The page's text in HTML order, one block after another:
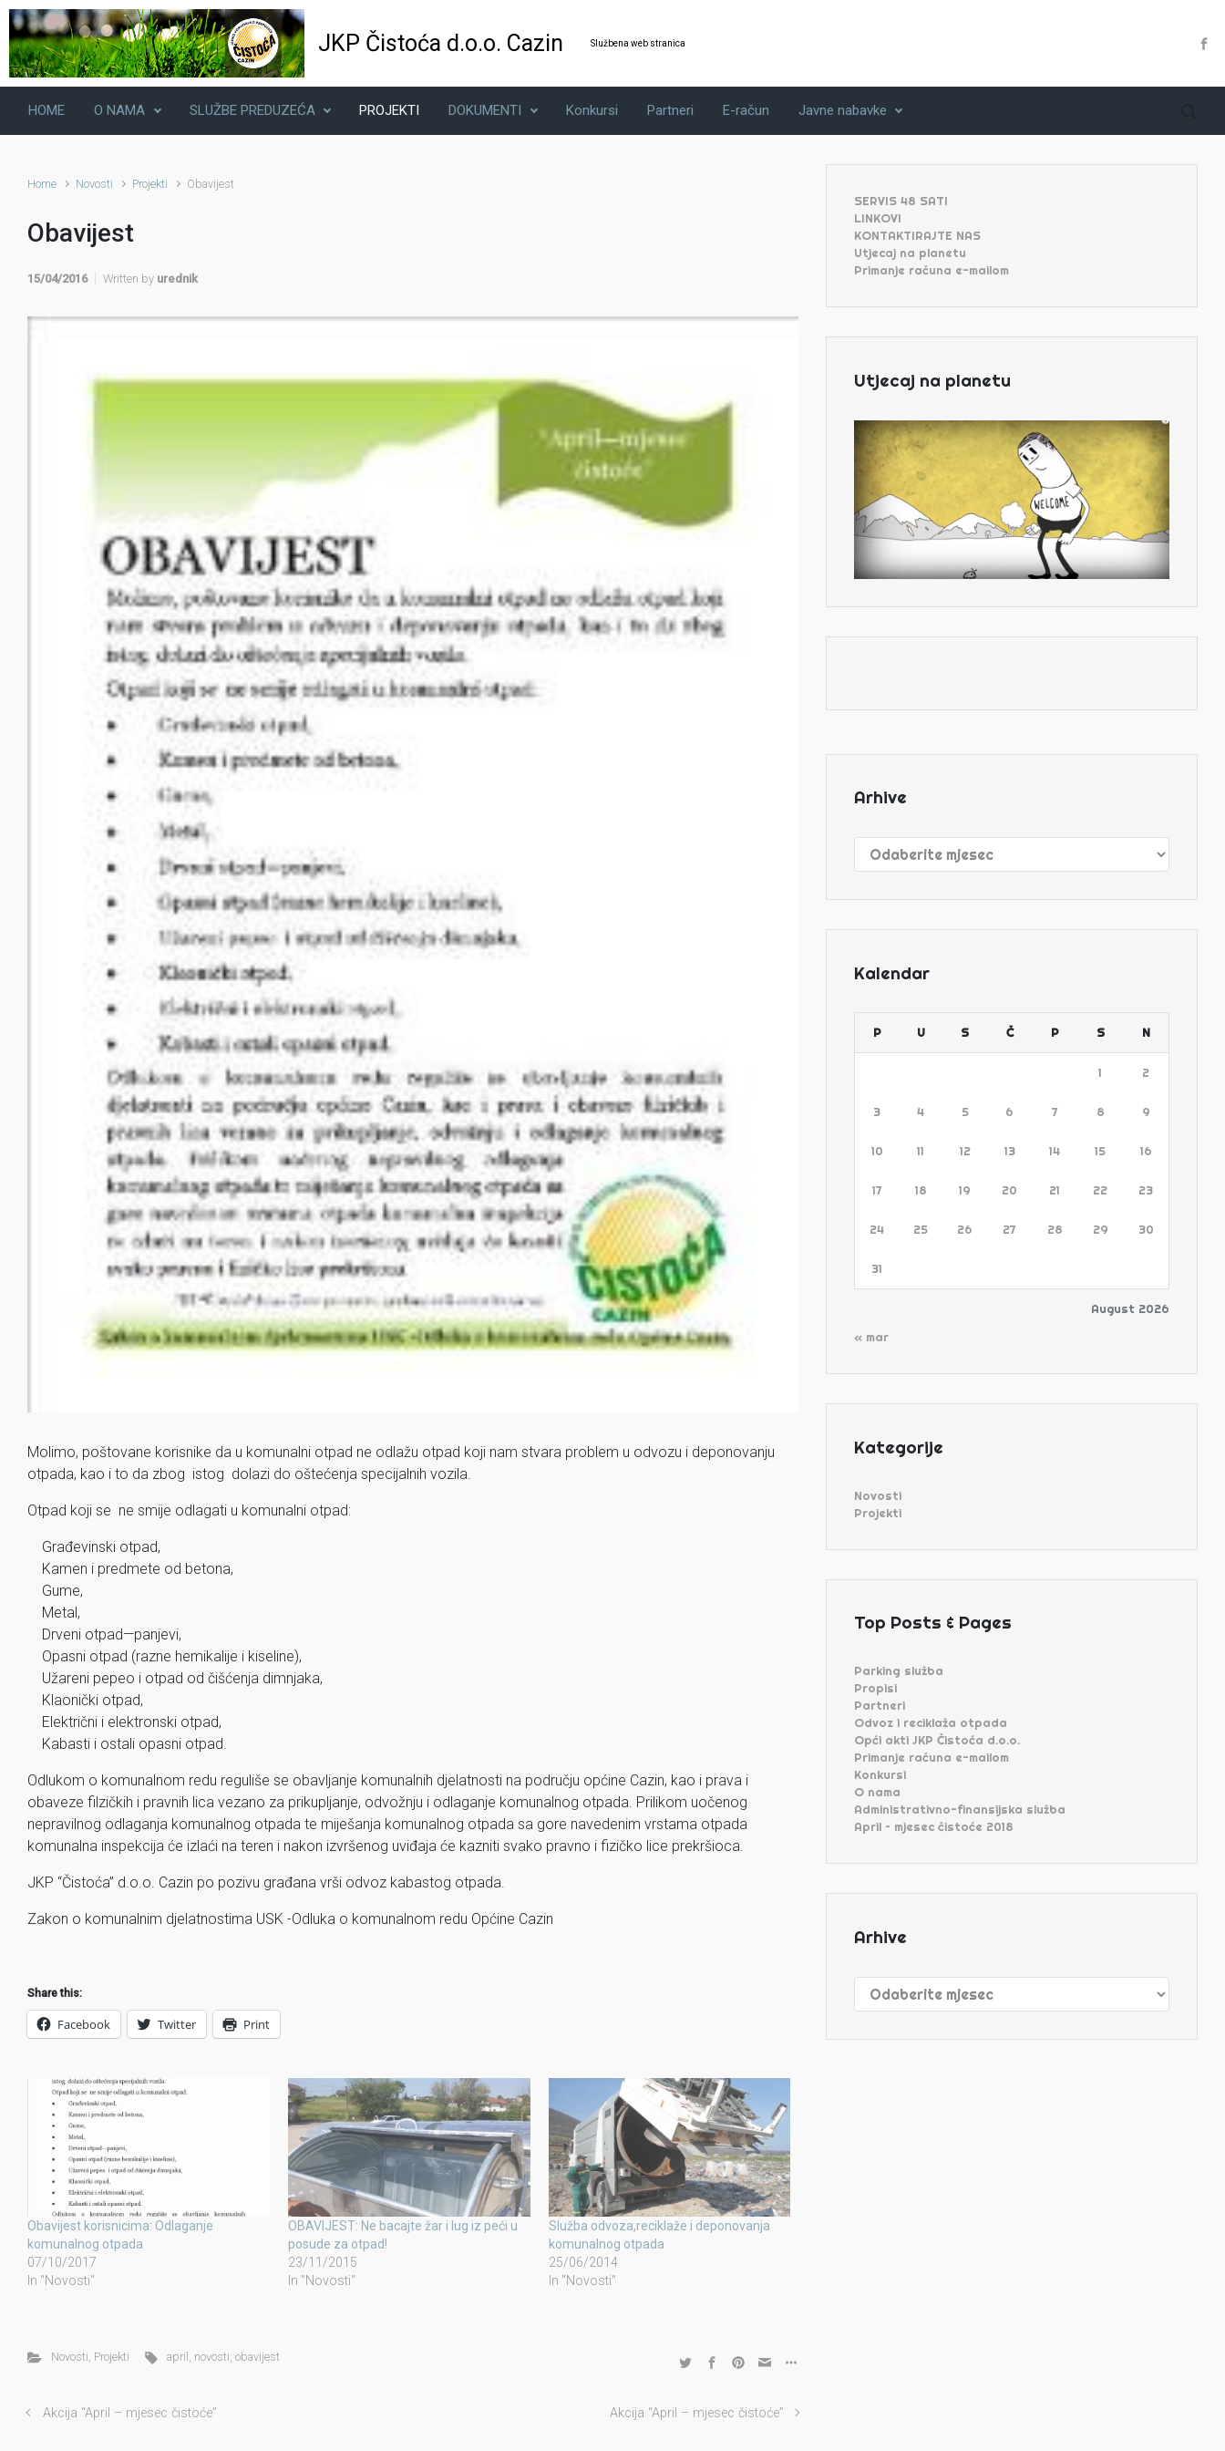
Skip to main content
JKP Čistoća d.o.o. Cazin Službena web stranica
HOME O NAMA SLUŽBE PREDUZEĆA PROJEKTI DOKUMENTI Konkursi Partneri E-račun Javne nabavke
Home Novosti Projekti Obavijest
Obavijest
15/04/2016 Written by urednik
Molimo, poštovane korisnike da u komunalni otpad ne odlažu otpad koji nam stvara problem u odvozu i deponovanju
otpada, kao i to da zbog istog dolazi do oštećenja specijalnih vozila.
Otpad koji se ne smije odlagati u komunalni otpad:
Građevinski otpad,
Kamen i predmete od betona,
Gume,
Metal,
Drveni otpad—panjevi,
Opasni otpad (razne hemikalije i kiseline),
Užareni pepeo i otpad od čišćenja dimnjaka,
Klaonički otpad,
Električni i elektronski otpad,
Kabasti i ostali opasni otpad.
Odlukom o komunalnom redu reguliše se obavljanje komunalnih djelatnosti na području općine Cazin, kao i prava i
obaveze filzičkih i pravnih lica vezano za prikupljanje, odvožnju i odlaganje komunalnog otpada. Prilikom uočenog
nepravilnog odlaganja komunalnog otpada te miješanja komunalnog otpada sa gore navedenim vrstama otpada
komunalna inspekcija će izlaći na teren i nakon izvršenog uviđaja će kazniti svako pravno i fizičko lice prekršioca.
JKP “Čistoća” d.o.o. Cazin po pozivu građana vrši odvoz kabastog otpada.
Zakon o komunalnim djelatnostima USK -Odluka o komunalnom redu Općine Cazin
Share this:
Facebook Twitter Print
Obavijest korisnicima: Odlaganje
komunalnog otpada
07/10/2017
In "Novosti"
OBAVIJEST: Ne bacajte žar i lug iz peći u
posude za otpad!
23/11/2015
In "Novosti"
Služba odvoza,reciklaže i deponovanja
komunalnog otpada
25/06/2014
In "Novosti"
Novosti, Projekti april , novosti,obavijest
Akcija “April – mjesec čistoće” Akcija “April – mjesec čistoće”
SERVIS 48 SATI
LINKOVI
KONTAKTIRAJTE NAS
Utjecaj na planetu
Primanje računa e-mailom
Utjecaj na planetu
Arhive
Kalendar
August 2026
P U S Č P S N
1 2
3 4 5 6 7 8 9
10 11 12 13 14 15 16
17 18 19 20 21 22 23
24 25 26 27 28 29 30
31
« mar
Kategorije
Novosti
Projekti
Top Posts & Pages
Parking služba
Propisi
Partneri
Odvoz i reciklaža otpada
Opći akti JKP Čistoća d.o.o.
Primanje računa e-mailom
Konkursi
O nama
Administrativno-finansijska služba
April – mjesec čistoće 2018
Arhive